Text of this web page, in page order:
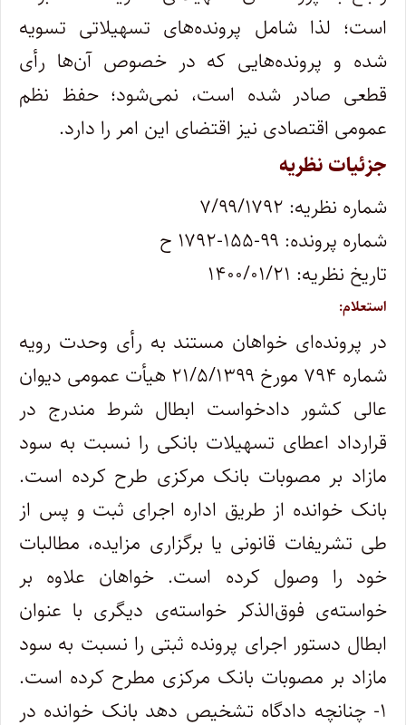
است؛ لذا شامل پرونده‌های تسهیلاتی تسویه
شده و پرونده‌هایی که در خصوص آن‌ها رأی
قطعی صادر شده است، نمی‌شود؛ حفظ نظم
عمومی اقتصادی نیز اقتضای این امر را دارد.
جزئیات نظریه
شماره نظریه: ۷/۹۹/۱۷۹۲
شماره پرونده: ۹۹-۱۵۵-۱۷۹۲ ح
تاریخ نظریه: ۱۴۰۰/۰۱/۲۱
استعلام:
در پرونده‌ای خواهان مستند به رأی وحدت رویه‌
شماره ۷۹۴ مورخ ۲۱/۵/۱۳۹۹ هیأت عمومی دیوان
عالی کشور دادخواست ابطال شرط مندرج در
قرارداد اعطای تسهیلات بانکی را نسبت به سود
مازاد بر مصوبات بانک مرکزی طرح کرده است.
بانک خوانده از طریق اداره اجرای ثبت و پس از
طی تشریفات قانونی یا برگزاری مزایده، مطالبات
خود را وصول کرده است. خواهان علاوه بر
خواسته‌ی فوق‌الذکر خواسته‌ی دیگری با عنوان
ابطال دستور اجرای پرونده ثبتی را نسبت به سود
مازاد بر مصوبات بانک مرکزی مطرح کرده است.
۱- چنانچه دادگاه تشخیص دهد بانک خوانده در